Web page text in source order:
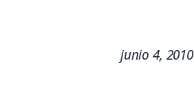
junio 4, 2010